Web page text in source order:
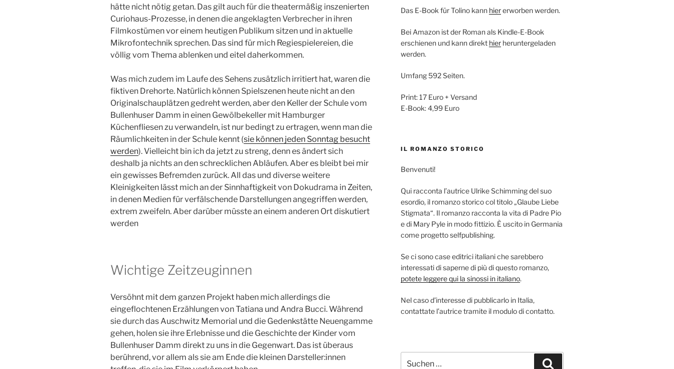
hätte nicht nötig getan. Das gilt auch für die theatermäßig inszenierten
Curiohaus-Prozesse, in denen die angeklagten Verbrecher in ihren
Filmkostümen vor einem heutigen Publikum sitzen und in aktuelle
Mikrofontechnik sprechen. Das sind für mich Regiespielereien, die
völlig vom Thema ablenken und eitel daherkommen.
Was mich zudem im Laufe des Sehens zusätzlich irritiert hat, waren die
fiktiven Drehorte. Natürlich können Spielszenen heute nicht an den
Originalschauplätzen gedreht werden, aber den Keller der Schule vom
Bullenhuser Damm in einen Gewölbekeller mit Hamburger
Küchenfliesen zu verwandeln, ist nur bedingt zu ertragen, wenn man die
Räumlichkeiten in der Schule kennt (sie können jeden Sonntag besucht
werden). Vielleicht bin ich da jetzt zu streng, denn es ändert sich
deshalb ja nichts an den schrecklichen Abläufen. Aber es bleibt bei mir
ein gewisses Befremden zurück. All das und diverse weitere
Kleinigkeiten lässt mich an der Sinnhaftigkeit von Dokudrama in Zeiten,
in denen Medien für verfälschende Darstellungen angegriffen werden,
extrem zweifeln. Aber darüber müsste an einem anderen Ort diskutiert
werden
Wichtige Zeitzeuginnen
Versöhnt mit dem ganzen Projekt haben mich allerdings die
eingeflochtenen Erzählungen von Tatiana und Andra Bucci. Während
sie durch das Auschwitz Memorial und die Gedenkstätte Neuengamme
gehen, holen sie ihre Erlebnisse und die Geschichte der Kinder vom
Bullenhuser Damm direkt zu uns in die Gegenwart. Das ist überaus
berührend, vor allem als sie am Ende die kleinen Darsteller:innen
Das E-Book für Tolino kann hiererworben werden.
Bei Amazon ist der Roman als Kindle-E-Book
erschienen und kann direkt hierheruntergeladen
werden.
Umfang 592 Seiten.
Print: 17 Euro + Versand
E-Book: 4,99 Euro
IL ROMANZO STORICO
Benvenuti!
Qui racconta l’autrice Ulrike Schimming del suo
esordio, il romanzo storico col titolo „Glaube Liebe
Stigmata“. Il romanzo racconta la vita di Padre Pio
e di Mary Pyle in modo fittizio. È uscito in Germania
come progetto selfpublishing.
Se ci sono case editrici italiani che sarebbero
interessati di saperne di più di questo romanzo,
potete leggere qui la sinossi in italiano.
Nel caso d’interesse di pubblicarlo in Italia,
contattate l’autrice tramite il modulo di contatto.